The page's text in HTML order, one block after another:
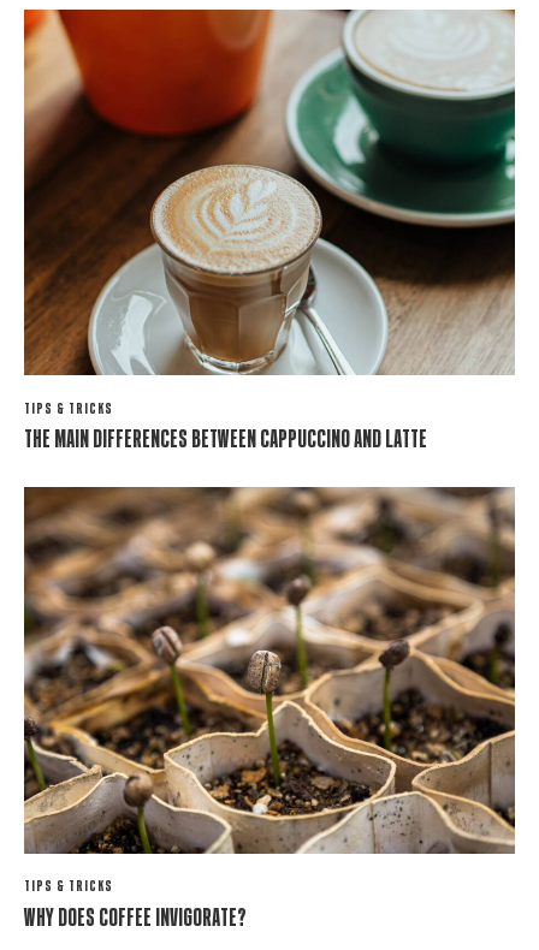
TIPS & TRICKS
The Main Differences Between Cappuccino and Latte
TIPS & TRICKS
Why Does Coffee Invigorate?